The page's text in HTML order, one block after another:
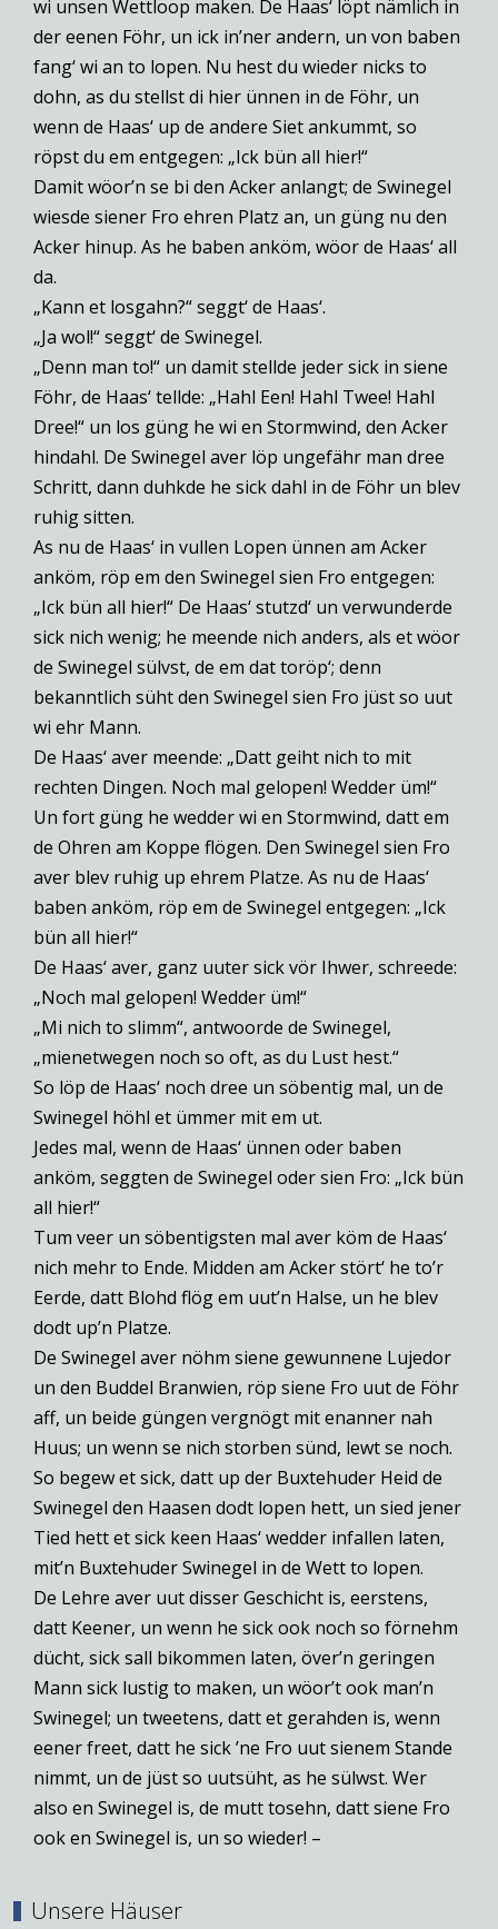
wi unsen Wettloop maken. De Haas‘ löpt nämlich in
der eenen Föhr, un ick in’ner andern, un von baben
fang‘ wi an to lopen. Nu hest du wieder nicks to
dohn, as du stellst di hier ünnen in de Föhr, un
wenn de Haas‘ up de andere Siet ankummt, so
röpst du em entgegen: „Ick bün all hier!“
Damit wöor’n se bi den Acker anlangt; de Swinegel
wiesde siener Fro ehren Platz an, un güng nu den
Acker hinup. As he baben anköm, wöor de Haas‘ all
da.
„Kann et losgahn?“ seggt‘ de Haas‘.
„Ja wol!“ seggt‘ de Swinegel.
„Denn man to!“ un damit stellde jeder sick in siene
Föhr, de Haas‘ tellde: „Hahl Een! Hahl Twee! Hahl
Dree!“ un los güng he wi en Stormwind, den Acker
hindahl. De Swinegel aver löp ungefähr man dree
Schritt, dann duhkde he sick dahl in de Föhr un blev
ruhig sitten.
As nu de Haas‘ in vullen Lopen ünnen am Acker
anköm, röp em den Swinegel sien Fro entgegen:
„Ick bün all hier!“ De Haas‘ stutzd‘ un verwunderde
sick nich wenig; he meende nich anders, als et wöor
de Swinegel sülvst, de em dat toröp‘; denn
bekanntlich süht den Swinegel sien Fro jüst so uut
wi ehr Mann.
De Haas‘ aver meende: „Datt geiht nich to mit
rechten Dingen. Noch mal gelopen! Wedder üm!“
Un fort güng he wedder wi en Stormwind, datt em
de Ohren am Koppe flögen. Den Swinegel sien Fro
aver blev ruhig up ehrem Platze. As nu de Haas‘
baben anköm, röp em de Swinegel entgegen: „Ick
bün all hier!“
De Haas‘ aver, ganz uuter sick vör Ihwer, schreede:
„Noch mal gelopen! Wedder üm!“
„Mi nich to slimm“, antwoorde de Swinegel,
„mienetwegen noch so oft, as du Lust hest.“
So löp de Haas‘ noch dree un söbentig mal, un de
Swinegel höhl et ümmer mit em ut.
Jedes mal, wenn de Haas‘ ünnen oder baben
anköm, seggten de Swinegel oder sien Fro: „Ick bün
all hier!“
Tum veer un söbentigsten mal aver köm de Haas‘
nich mehr to Ende. Midden am Acker stört‘ he to’r
Eerde, datt Blohd flög em uut’n Halse, un he blev
dodt up’n Platze.
De Swinegel aver nöhm siene gewunnene Lujedor
un den Buddel Branwien, röp siene Fro uut de Föhr
aff, un beide güngen vergnögt mit enanner nah
Huus; un wenn se nich storben sünd, lewt se noch.
So begew et sick, datt up der Buxtehuder Heid de
Swinegel den Haasen dodt lopen hett, un sied jener
Tied hett et sick keen Haas‘ wedder infallen laten,
mit’n Buxtehuder Swinegel in de Wett to lopen.
De Lehre aver uut disser Geschicht is, eerstens,
datt Keener, un wenn he sick ook noch so förnehm
dücht, sick sall bikommen laten, över’n geringen
Mann sick lustig to maken, un wöor’t ook man’n
Swinegel; un tweetens, datt et gerahden is, wenn
eener freet, datt he sick ’ne Fro uut sienem Stande
nimmt, un de jüst so uutsüht, as he sülwst. Wer
also en Swinegel is, de mutt tosehn, datt siene Fro
ook en Swinegel is, un so wieder! –
Unsere Häuser